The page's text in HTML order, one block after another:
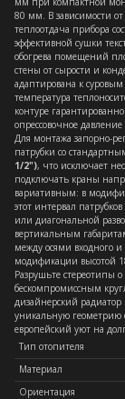
80 мм. В зависимости
теплоотдача прибора
эффективной сушки
обогрева помещений
стены от сырости и
адаптирована к
температура
контуре
опрессовочное
Для монтажа запорно-
патрубки со
1/2"), что исключает
подключать краны
вариативным: в
этот интервал
или диагональной
вертикальным
между осями входного
модификации высотой
Разрушьте
бескомпромиссным
дизайнерский радиатор
уникальную геометрию
европейский уют на
Тип отопителя
Материал
Ориентация